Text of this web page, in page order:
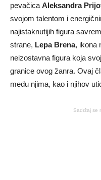
pevačica Aleksandra
svojom talentom i
najistaknutijih figura
strane, Lepa Brena, ikona
neizostavna figura koja
granice ovog žanra. Ovaj
među njima, kao i njihov
Sadržaj se